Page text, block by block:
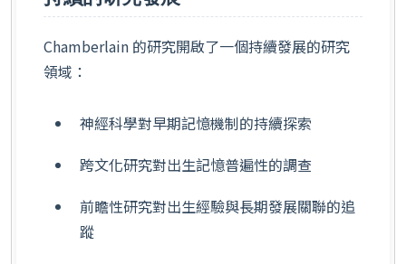
Chamberlain 的研究開啟了一個持續發展的研究
領域：
神經科學對早期記憶機制的持續探索
跨文化研究對出生記憶普遍性的調查
前瞻性研究對出生經驗與長期發展關聯的追
蹤